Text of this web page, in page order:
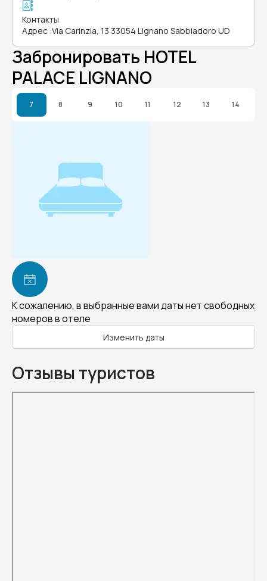
Контакты
Адрес :Via Carinzia, 13 33054 Lignano Sabbiadoro UD
Забронировать HOTEL
PALACE LIGNANO
7 8 9 10 11 12 13 14
К сожалению, в выбранные вами даты нет свободных
номеров в отеле
Изменить даты
Отзывы туристов